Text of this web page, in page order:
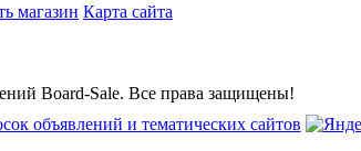
магазин Карта сайта
Board-Sale. Все права защищены!